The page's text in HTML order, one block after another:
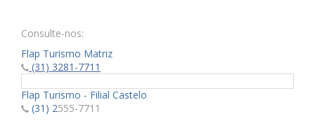
Consulte-nos:
Flap Turismo Matriz
(31) 3281-7711
Flap Turismo - Filial Castelo
(31) 2555-7711